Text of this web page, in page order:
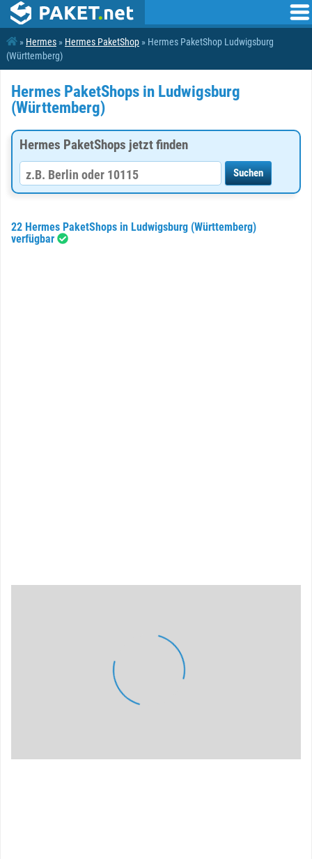
» Hermes » Hermes PaketShop » Hermes PaketShop Ludwigsburg
(Württemberg)
Hermes PaketShops in Ludwigsburg
(Württemberg)
Hermes PaketShops jetzt finden
22 Hermes PaketShops in Ludwigsburg (Württemberg)
verfügbar